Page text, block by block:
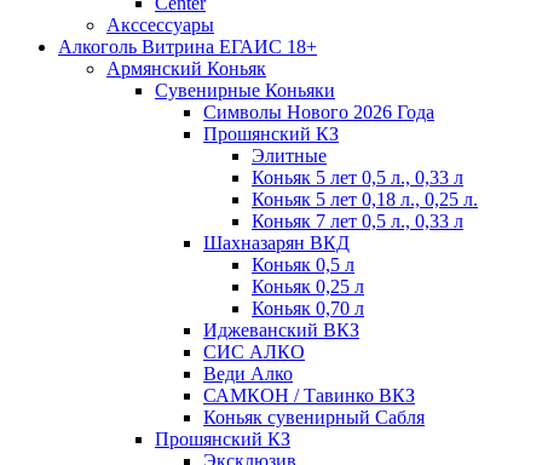
Акссессуары
Алкоголь Витрина ЕГАИС 18+
Армянский Коньяк
Сувенирные Коньяки
Символы Нового 2026 Года
Прошянский КЗ
Элитные
Коньяк 5 лет 0,5 л., 0,33 л
Коньяк 5 лет 0,18 л., 0,25 л.
Коньяк 7 лет 0,5 л., 0,33 л
Шахназарян ВКД
Коньяк 0,5 л
Коньяк 0,25 л
Коньяк 0,70 л
Иджеванский ВКЗ
СИС АЛКО
Веди Алко
САМКОН / Тавинко ВКЗ
Коньяк сувенирный Сабля
Прошянский КЗ
Эксклюзив